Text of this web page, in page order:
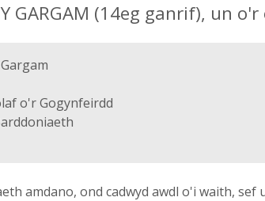
Y GARGAM (14eg ganrif), un
o'r Gogynfeirdd
amdano, ond cadwyd awdl o'i waith, sef